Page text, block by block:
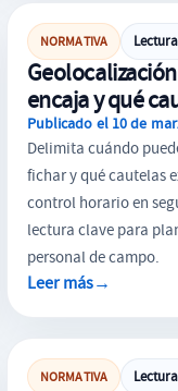
NORMATIVA
encaja y qué
Publicado el 10 de
Delimita cuándo
fichar y qué cautelas
control horario en
lectura clave para
personal de campo.
Leer más→
NORMATIVA